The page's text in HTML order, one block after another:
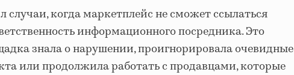
случаи, когда маркетплейс не сможет ссылаться
информационного посредника. Это
знала о нарушении, проигнорировала очевидные
или продолжила работать с продавцами, которые